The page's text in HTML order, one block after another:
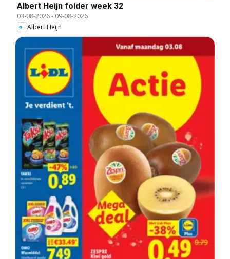
Albert Heijn folder week 32
03-08-2026- 09-08-2026
Albert Heijn